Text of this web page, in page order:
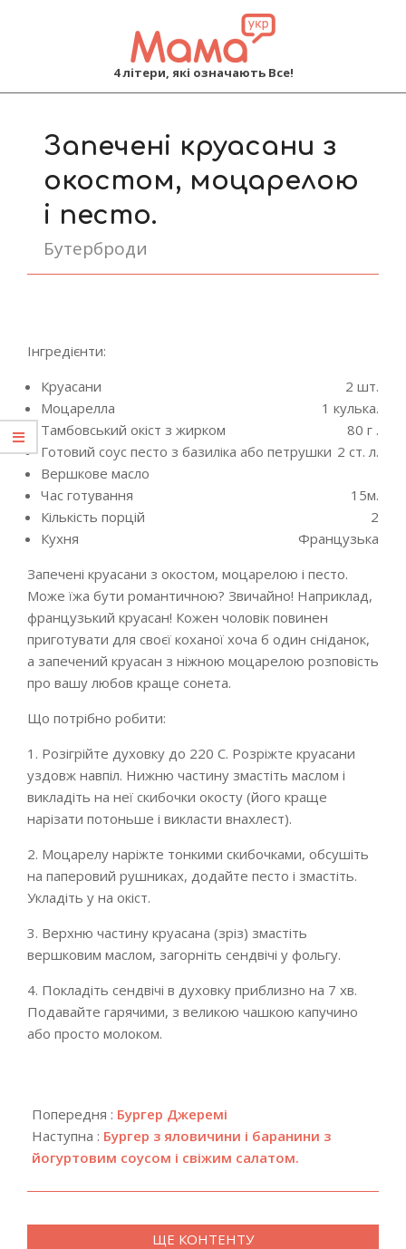
4 літери, які означають Все!
Запечені круасани з
окостом, моцарелою
і песто.
Бутерброди
Інгредієнти:
Круасани
2 шт.
Моцарелла
1 кулька.
Тамбовський окіст з жирком
80 г .
Готовий соус песто з базиліка або петрушки 2 ст. л.
Вершкове масло
Час готування
15м.
Кількість порцій
2
Кухня
Французька
Запечені круасани з окостом, моцарелою і песто.
Може їжа бути романтичною? Звичайно! Наприклад,
французький круасан! Кожен чоловік повинен
приготувати для своєї коханої хоча б один сніданок,
а запечений круасан з ніжною моцарелою розповість
про вашу любов краще сонета.
Що потрібно робити:
1. Розігрійте духовку до 220 С. Розріжте круасани
уздовж навпіл. Нижню частину змастіть маслом і
викладіть на неї скибочки окосту (його краще
нарізати потоньше і викласти внахлест).
2. Моцарелу наріжте тонкими скибочками, обсушіть
на паперовий рушниках, додайте песто і змастіть.
Укладіть у на окіст.
3. Верхню частину круасана (зріз) змастіть
вершковим маслом, загорніть сендвічі у фольгу.
4. Покладіть сендвічі в духовку приблизно на 7 хв.
Подавайте гарячими, з великою чашкою капучино
або просто молоком.
11-
28
Попередня : Бургер Джеремі
Наступна : Бургер з яловичини і баранини з
йогуртовим соусом і свіжим салатом.
ЩЕ КОНТЕНТУ